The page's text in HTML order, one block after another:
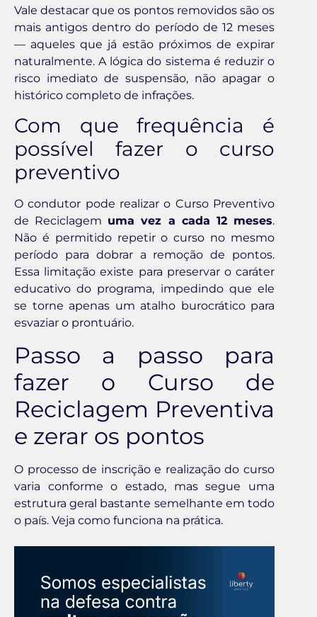
Vale destacar que os pontos removidos são os
mais antigos dentro do período de 12 meses
— aqueles que já estão próximos de expirar
naturalmente. A lógica do sistema é reduzir o
risco imediato de suspensão, não apagar o
histórico completo de infrações.
Com que frequência é
possível fazer o curso
preventivo
O condutor pode realizar o Curso Preventivo
de Reciclagem uma vez a cada 12 meses.
Não é permitido repetir o curso no mesmo
período para dobrar a remoção de pontos.
Essa limitação existe para preservar o caráter
educativo do programa, impedindo que ele
se torne apenas um atalho burocrático para
esvaziar o prontuário.
Passo a passo para
fazer o Curso de
Reciclagem Preventiva
e zerar os pontos
O processo de inscrição e realização do curso
varia conforme o estado, mas segue uma
estrutura geral bastante semelhante em todo
o país. Veja como funciona na prática.